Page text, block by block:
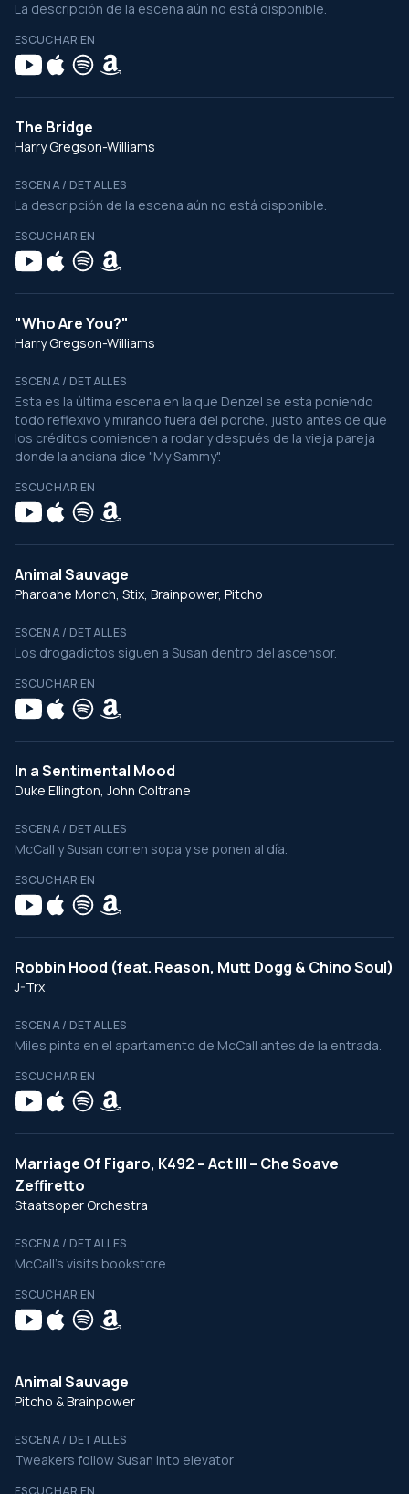
La descripción de la escena aún no está disponible.
ESCUCHAR EN
The Bridge
Harry Gregson-Williams
ESCENA / DETALLES
La descripción de la escena aún no está disponible.
ESCUCHAR EN
"Who Are You?"
Harry Gregson-Williams
ESCENA / DETALLES
Esta es la última escena en la que Denzel se está poniendo
todo reflexivo y mirando fuera del porche, justo antes de que
los créditos comiencen a rodar y después de la vieja pareja
donde la anciana dice "My Sammy".
ESCUCHAR EN
Animal Sauvage
Pharoahe Monch, Stix, Brainpower, Pitcho
ESCENA / DETALLES
Los drogadictos siguen a Susan dentro del ascensor.
ESCUCHAR EN
In a Sentimental Mood
Duke Ellington, John Coltrane
ESCENA / DETALLES
McCall y Susan comen sopa y se ponen al día.
ESCUCHAR EN
Robbin Hood (feat. Reason, Mutt Dogg & Chino Soul)
J-Trx
ESCENA / DETALLES
Miles pinta en el apartamento de McCall antes de la entrada.
ESCUCHAR EN
Marriage Of Figaro, K492 – Act III – Che Soave
Zeffiretto
Staatsoper Orchestra
ESCENA / DETALLES
McCall’s visits bookstore
ESCUCHAR EN
Animal Sauvage
Pitcho & Brainpower
ESCENA / DETALLES
Tweakers follow Susan into elevator
ESCUCHAR EN